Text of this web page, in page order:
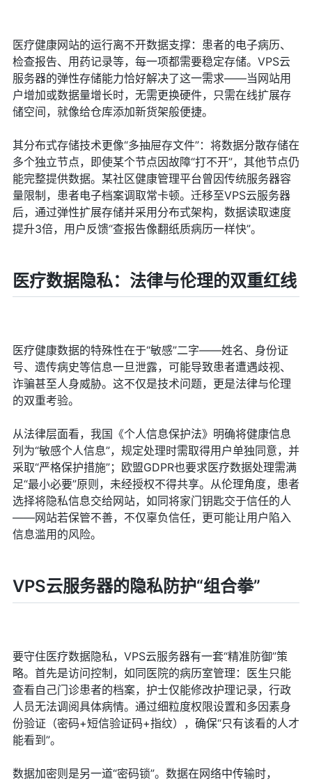
医疗健康网站的运行离不开数据支撑：患者的电子病历、
检查报告、用药记录等，每一项都需要稳定存储。VPS云
服务器的弹性存储能力恰好解决了这一需求——当网站用
户增加或数据量增长时，无需更换硬件，只需在线扩展存
储空间，就像给仓库添加新货架般便捷。
其分布式存储技术更像“多抽屉存文件”：将数据分散存储在
多个独立节点，即使某个节点因故障“打不开”，其他节点仍
能完整提供数据。某社区健康管理平台曾因传统服务器容
量限制，患者电子档案调取常卡顿。迁移至VPS云服务器
后，通过弹性扩展存储并采用分布式架构，数据读取速度
提升3倍，用户反馈“查报告像翻纸质病历一样快”。
医疗数据隐私：法律与伦理的双重红线
医疗健康数据的特殊性在于“敏感”二字——姓名、身份证
号、遗传病史等信息一旦泄露，可能导致患者遭遇歧视、
诈骗甚至人身威胁。这不仅是技术问题，更是法律与伦理
的双重考验。
从法律层面看，我国《个人信息保护法》明确将健康信息
列为“敏感个人信息”，规定处理时需取得用户单独同意，并
采取“严格保护措施”；欧盟GDPR也要求医疗数据处理需满
足“最小必要”原则，未经授权不得共享。从伦理角度，患者
选择将隐私信息交给网站，如同将家门钥匙交于信任的人
——网站若保管不善，不仅辜负信任，更可能让用户陷入
信息滥用的风险。
VPS云服务器的隐私防护“组合拳”
要守住医疗数据隐私，VPS云服务器有一套“精准防御”策
略。首先是访问控制，如同医院的病历室管理：医生只能
查看自己门诊患者的档案，护士仅能修改护理记录，行政
人员无法调阅具体病情。通过细粒度权限设置和多因素身
份验证（密码+短信验证码+指纹），确保“只有该看的人才
能看到”。
数据加密则是另一道“密码锁”。数据在网络中传输时，